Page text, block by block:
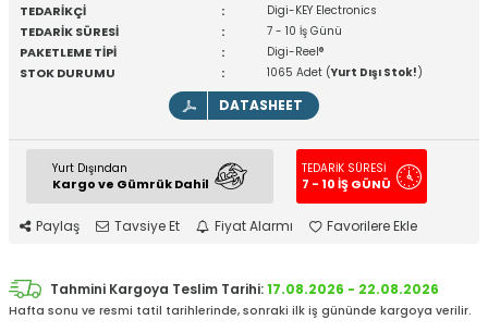
TEDARİKÇİ : Digi-KEY Electronics
TEDARİK SÜRESİ : 7 - 10 İş Günü
PAKETLEME TİPİ : Digi-Reel®
STOK DURUMU : 1065 Adet (Yurt Dışı Stok!)
DATASHEET
Yurt Dışından
Kargo ve Gümrük Dahil
TEDARİK SÜRESİ
7 - 10 İŞ GÜNÜ
Paylaş Tavsiye Et Fiyat Alarmı Favorilere Ekle
Tahmini Kargoya Teslim Tarihi:17.08.2026 - 22.08.2026
Hafta sonu ve resmi tatil tarihlerinde, sonraki ilk iş gününde kargoya verilir.